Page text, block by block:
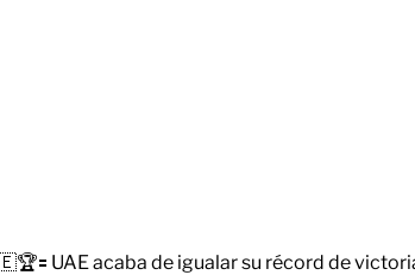
UAE acaba de igualar su récord de